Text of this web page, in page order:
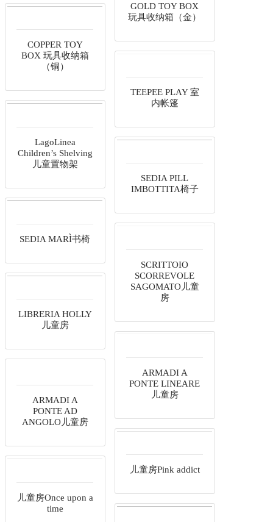
GOLD TOY BOX
玩具收纳箱（金）
COPPER TOY
BOX 玩具收纳箱
（铜）
TEEPEE PLAY 室
内帐篷
LagoLinea
Children’s Shelving
儿童置物架
SEDIA PILL
IMBOTTITA椅子
SEDIA MARÌ书椅
SCRITTOIO
SCORREVOLE
SAGOMATO儿童
房
LIBRERIA HOLLY
儿童房
ARMADI A
PONTE LINEARE
儿童房
ARMADI A
PONTE AD
ANGOLO儿童房
儿童房Pink addict
儿童房Once upon a
time